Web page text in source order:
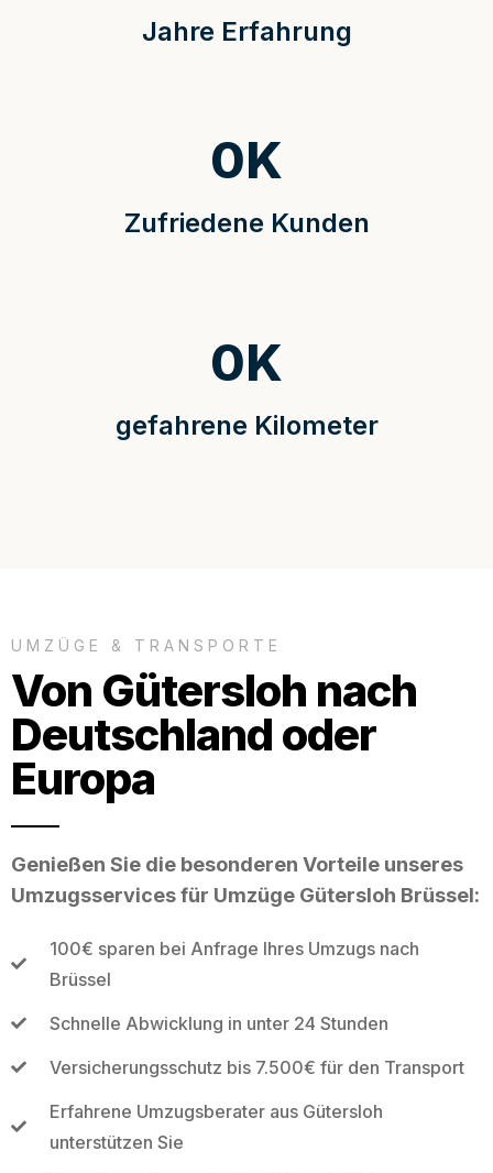
Jahre Erfahrung
Zufriedene Kunden
0K
gefahrene Kilometer
0K
UMZÜGE & TRANSPORTE
Von Gütersloh nach
Deutschland oder
Europa
Genießen Sie die besonderen Vorteile unseres
Umzugsservices für Umzüge Gütersloh Brüssel:
100€ sparen bei Anfrage Ihres Umzugs nach
Brüssel
Schnelle Abwicklung in unter 24 Stunden
Versicherungsschutz bis 7.500€ für den Transport
Erfahrene Umzugsberater aus Gütersloh
unterstützen Sie